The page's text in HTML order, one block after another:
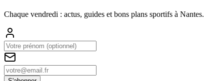
Chaque vendredi : actus, guides et bons plans sportifs à Nantes.